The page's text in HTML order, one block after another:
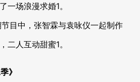
一场浪漫求婚1。
目中，张智霖与袁咏仪一起制作
二人互动甜蜜1。
》